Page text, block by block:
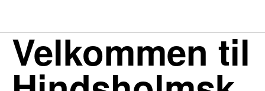
Velkommen til